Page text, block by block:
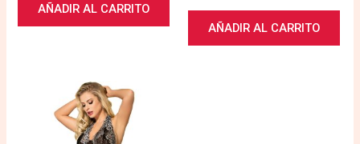
AÑADIR AL CARRITO
AÑADIR AL CARRITO